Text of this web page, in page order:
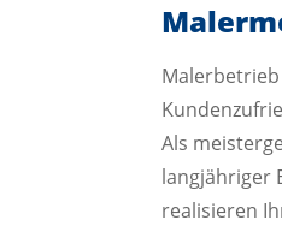
Als
langjähriger
realisieren